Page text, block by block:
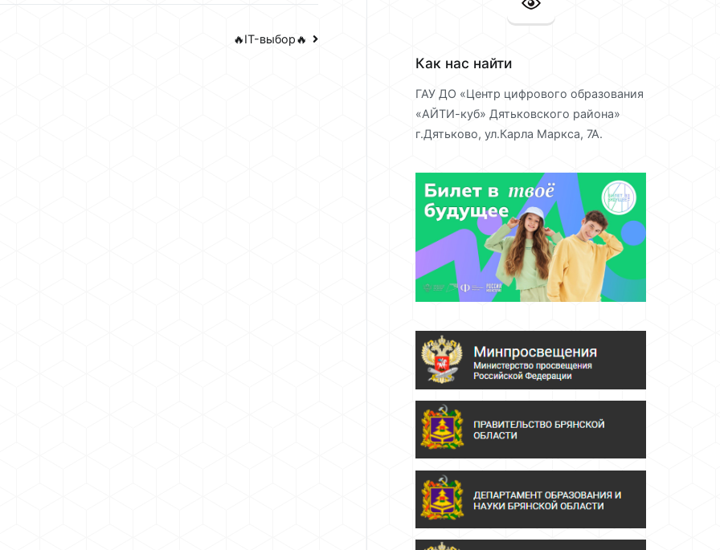
🔥IT-выбор🔥
Как нас найти
ГАУ ДО «Центр цифрового образования
«АЙТИ-куб» Дятьковского района»
г.Дятьково, ул.Карла Маркса, 7А.